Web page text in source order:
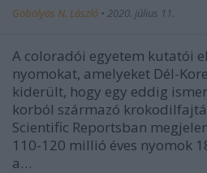
Göbölyös N. László • 2020. július 11.
A coloradói egyetem kutatói
nyomokat, amelyeket Dél-
kiderült, hogy egy eddig
korból származó
Scientific Reportsban
110-120 millió éves nyomok
a…